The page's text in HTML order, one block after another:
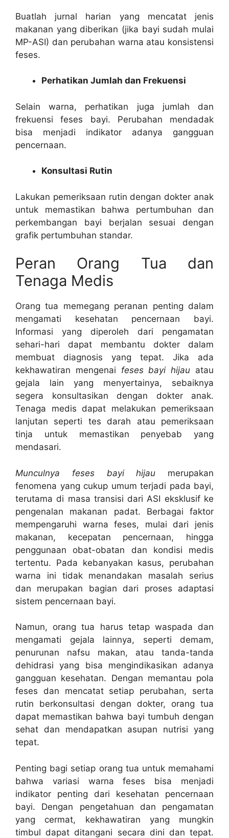
Buatlah jurnal harian yang mencatat jenis
makanan yang diberikan (jika bayi sudah mulai
MP-ASI) dan perubahan warna atau konsistensi
feses.
Perhatikan Jumlah dan Frekuensi
Selain warna, perhatikan juga jumlah dan
frekuensi feses bayi. Perubahan mendadak
bisa menjadi indikator adanya gangguan
pencernaan.
Konsultasi Rutin
Lakukan pemeriksaan rutin dengan dokter anak
untuk memastikan bahwa pertumbuhan dan
perkembangan bayi berjalan sesuai dengan
grafik pertumbuhan standar.
Peran Orang Tua dan
Tenaga Medis
Orang tua memegang peranan penting dalam
mengamati kesehatan pencernaan bayi.
Informasi yang diperoleh dari pengamatan
sehari-hari dapat membantu dokter dalam
membuat diagnosis yang tepat. Jika ada
kekhawatiran mengenai feses bayi hijau atau
gejala lain yang menyertainya, sebaiknya
segera konsultasikan dengan dokter anak.
Tenaga medis dapat melakukan pemeriksaan
lanjutan seperti tes darah atau pemeriksaan
tinja untuk memastikan penyebab yang
mendasari.
Munculnya feses bayi hijau merupakan
fenomena yang cukup umum terjadi pada bayi,
terutama di masa transisi dari ASI eksklusif ke
pengenalan makanan padat. Berbagai faktor
mempengaruhi warna feses, mulai dari jenis
makanan, kecepatan pencernaan, hingga
penggunaan obat-obatan dan kondisi medis
tertentu. Pada kebanyakan kasus, perubahan
warna ini tidak menandakan masalah serius
dan merupakan bagian dari proses adaptasi
sistem pencernaan bayi.
Namun, orang tua harus tetap waspada dan
mengamati gejala lainnya, seperti demam,
penurunan nafsu makan, atau tanda-tanda
dehidrasi yang bisa mengindikasikan adanya
gangguan kesehatan. Dengan memantau pola
feses dan mencatat setiap perubahan, serta
rutin berkonsultasi dengan dokter, orang tua
dapat memastikan bahwa bayi tumbuh dengan
sehat dan mendapatkan asupan nutrisi yang
tepat.
Penting bagi setiap orang tua untuk memahami
bahwa variasi warna feses bisa menjadi
indikator penting dari kesehatan pencernaan
bayi. Dengan pengetahuan dan pengamatan
yang cermat, kekhawatiran yang mungkin
timbul dapat ditangani secara dini dan tepat.